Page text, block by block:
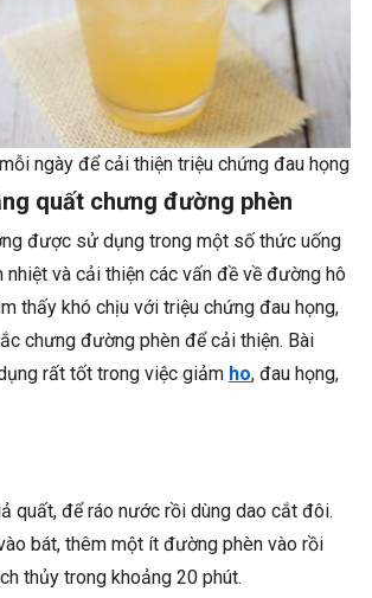
ngày để cải thiện triệu chứng đau họng
quất chưng đường phèn
được sử dụng trong một số thức uống
nhiệt và cải thiện các vấn đề về đường hô
thấy khó chịu với triệu chứng đau họng,
chưng đường phèn để cải thiện. Bài
rất tốt trong việc giảm ho, đau họng,
quất, để ráo nước rồi dùng dao cắt đôi.
bát, thêm một ít đường phèn vào rồi
thủy trong khoảng 20 phút.